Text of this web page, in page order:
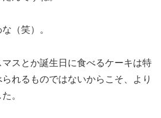
（笑）。
スとか誕生日に食べるケーキは特
れるものではないからこそ、より
。